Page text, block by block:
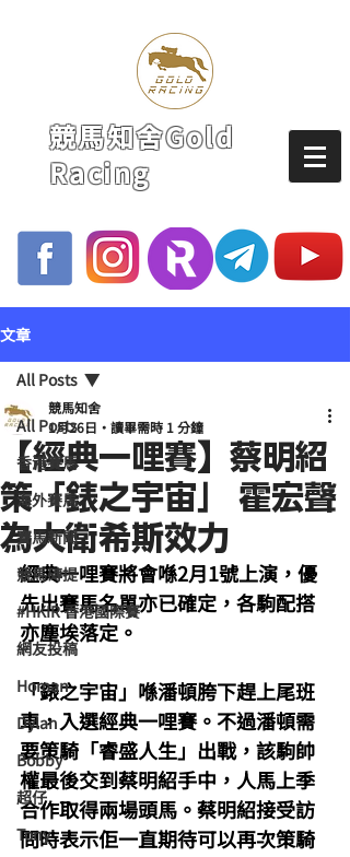
競馬知舍Gold
Racing
文章
All Posts
香港賽馬
海外賽馬
賽馬新聞
競馬磚提
#HKIR 香港國際賽
網友投稿
Homan
Dylan
Bobby
超仔
Tony
All Posts
【經典一哩賽】蔡明紹
策「錶之宇宙」 霍宏聲
為大衛希斯效力
競馬知舍
1月26日
讀畢需時 1 分鐘
經典一哩賽將會喺2月1號上演，優
先出賽馬名單亦已確定，各駒配搭
亦塵埃落定。
「錶之宇宙」喺潘頓胯下趕上尾班
車，入選經典一哩賽。不過潘頓需
要策騎「睿盛人生」出戰，該駒帥
權最後交到蔡明紹手中，人馬上季
合作取得兩場頭馬。蔡明紹接受訪
問時表示佢一直期待可以再次策騎